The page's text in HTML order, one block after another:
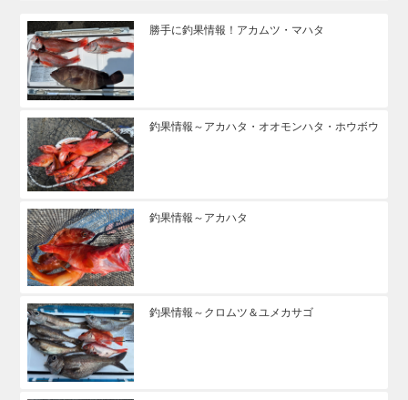
勝手に釣果情報！アカムツ・マハタ
釣果情報～アカハタ・オオモンハタ・ホウボウ
釣果情報～アカハタ
釣果情報～クロムツ＆ユメカサゴ